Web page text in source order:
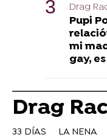
Drag
Pupi
mi
gay,
Drag
33 DÍAS LA NENA